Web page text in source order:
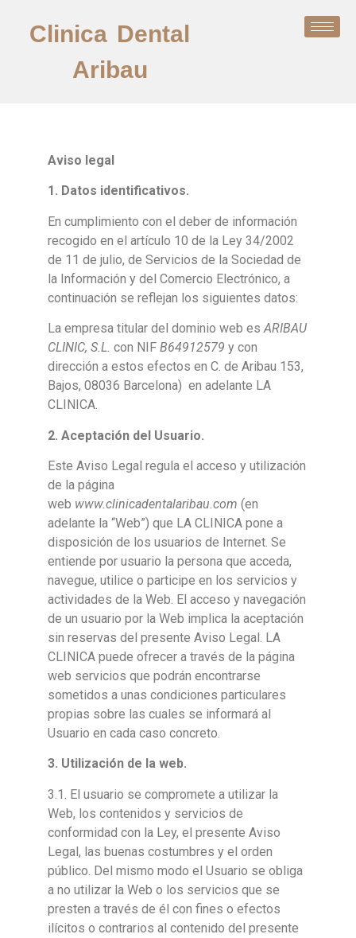
Clinica Dental
Aribau
Aviso legal
1. Datos identificativos.
En cumplimiento con el deber de información
recogido en el artículo 10 de la Ley 34/2002
de 11 de julio, de Servicios de la Sociedad de
la Información y del Comercio Electrónico, a
continuación se reflejan los siguientes datos:
La empresa titular del dominio web esARIBAU
CLINIC, S.L. con NIF B64912579 y con
dirección a estos efectos en C. de Aribau 153,
Bajos, 08036 Barcelona) en adelante LA
CLINICA.
2. Aceptación del Usuario.
Este Aviso Legal regula el acceso y utilización
de la página
web www.clinicadentalaribau.com (en
adelante la “Web”) que LA CLINICA pone a
disposición de los usuarios de Internet. Se
entiende por usuario la persona que acceda,
navegue, utilice o participe en los servicios y
actividades de la Web. El acceso y navegación
de un usuario por la Web implica la aceptación
sin reservas del presente Aviso Legal. LA
CLINICA puede ofrecer a través de la página
web servicios que podrán encontrarse
sometidos a unas condiciones particulares
propias sobre las cuales se informará al
Usuario en cada caso concreto.
3. Utilización de la web.
3.1. El usuario se compromete a utilizar la
Web, los contenidos y servicios de
conformidad con la Ley, el presente Aviso
Legal, las buenas costumbres y el orden
público. Del mismo modo el Usuario se obliga
a no utilizar la Web o los servicios que se
presten a través de él con fines o efectos
ilícitos o contrarios al contenido del presente